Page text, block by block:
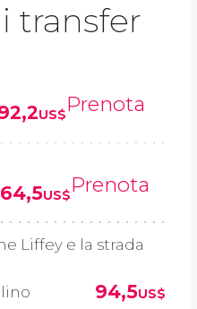
transfer
US$Prenota
64,5US$Prenota
Liffey e la strada
94,5US$